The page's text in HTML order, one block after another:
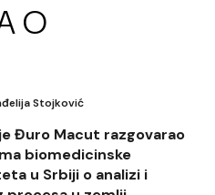
O
Stojković
Đuro Macut razgovarao
biomedicinske
u Srbiji o analizi i